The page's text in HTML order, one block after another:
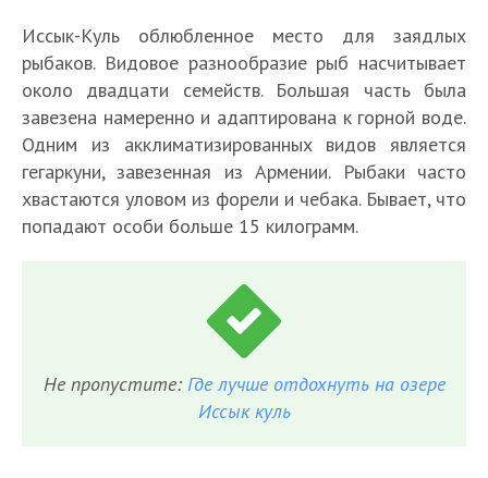
Иссык-Куль облюбленное место для заядлых
рыбаков. Видовое разнообразие рыб насчитывает
около двадцати семейств. Большая часть была
завезена намеренно и адаптирована к горной воде.
Одним из акклиматизированных видов является
гегаркуни, завезенная из Армении. Рыбаки часто
хвастаются уловом из форели и чебака. Бывает, что
попадают особи больше 15 килограмм.
Не пропустите: Где лучше отдохнуть на озере
Иссык куль